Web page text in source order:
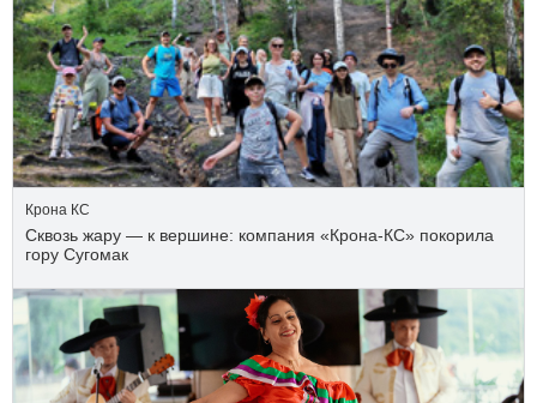
Крона КС
Сквозь жару — к вершине: компания «Крона‑КС» покорила
гору Сугомак